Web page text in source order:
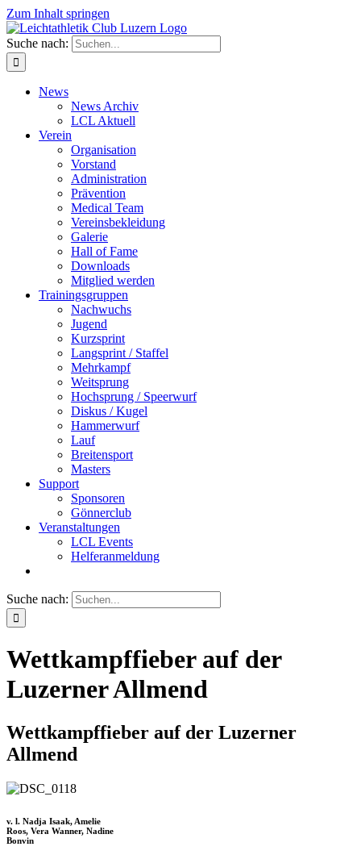
Zum Inhalt springen
Suche nach:
News
News Archiv
LCL Aktuell
Verein
Organisation
Vorstand
Administration
Prävention
Medical Team
Vereinsbekleidung
Galerie
Hall of Fame
Downloads
Mitglied werden
Trainingsgruppen
Nachwuchs
Jugend
Kurzsprint
Langsprint / Staffel
Mehrkampf
Weitsprung
Hochsprung / Speerwurf
Diskus / Kugel
Hammerwurf
Lauf
Breitensport
Masters
Support
Sponsoren
Gönnerclub
Veranstaltungen
LCL Events
Helferanmeldung
Suche nach:
Wettkampffieber auf der
Luzerner Allmend
Wettkampffieber auf der Luzerner
Allmend
v. l. Nadja Isaak, Amelie
Roos, Vera Wanner, Nadine
Bonvin